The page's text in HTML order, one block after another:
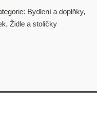
Bydlení a doplňky,
, Židle a stoličky